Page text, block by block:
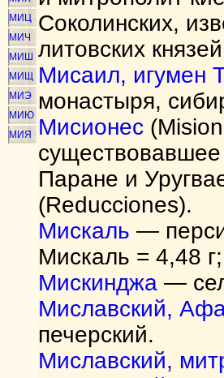
МИЦ
МИЧ
МИШ
МИЩ
МИЭ
МИЮ
МИЯ
Соколинских,
литовских
Мисаил, игумен
монастыря,
Мисионес
Паране и
(Reducciones).
Мискаль —
Мискаль = 4,48
Мискинджа —
Миславский,
печерский.
Миславский,